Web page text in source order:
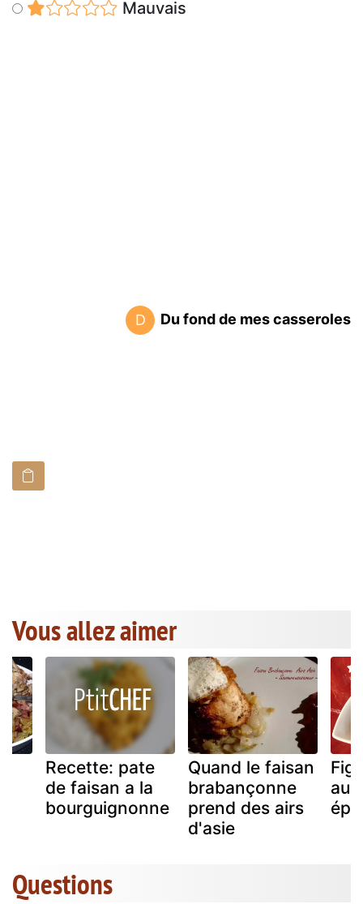
Mauvais
D Du fond de mes casseroles
Vous allez aimer
Recette: pate
de faisan a la
bourguignonne
Quand le faisan
brabançonne
prend des airs
d'asie
au
Questions